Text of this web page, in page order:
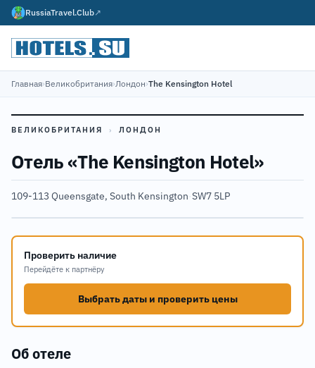
RussiaTravel.Club↗
Главная›Великобритания›Лондон›The Kensington Hotel
ВЕЛИКОБРИТАНИЯ › ЛОНДОН
Отель «The Kensington Hotel»
109-113 Queensgate, South Kensington·SW7 5LP
Проверить наличие
Перейдёте к партнёру
Выбрать даты и проверить цены
Об отеле